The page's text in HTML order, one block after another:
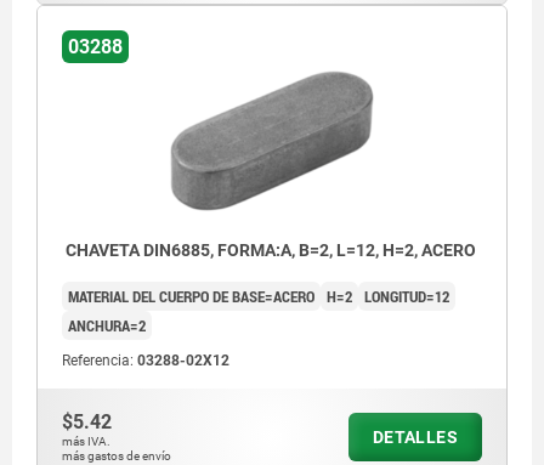
03288
CHAVETA DIN6885, FORMA:A, B=2, L=12, H=2, ACERO
MATERIAL DEL CUERPO DE BASE=ACERO H=2 LONGITUD=12
ANCHURA=2
Referencia: 03288-02X12
$5.42
más IVA.
más gastos de envío
DETALLES